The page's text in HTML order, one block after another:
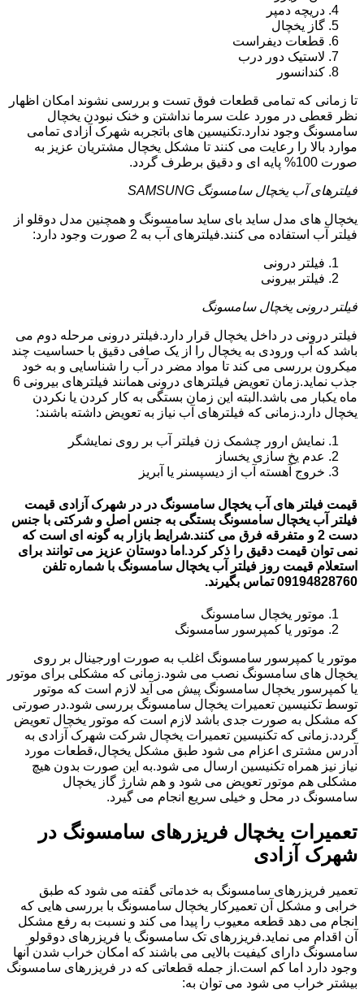
دریچه دمپر
گاز یخچال
قطعات دیفراست
لاستیک دور درب
کندانسور
تا زمانی که تمامی قطعات فوق تست و بررسی نشوند امکان اظهار
نظر قعطی در مورد علت سرما نداشتن و خنک نبودن یخچال
سامسونگ وجود ندارد.تکنیسین های باتجربه شهرک آزادی تمامی
موارد بالا را رعایت می کنند تا مشکل یخچال مشتریان عزیز به
صورت 100% پایه ای و دقیق برطرف گردد.
فیلترهای آب یخچال سامسونگ SAMSUNG
یخچال های مدل ساید بای ساید سامسونگ و همچنین مدل دوقلو از
فیلتر آب استفاده می کنند.فیلترهای آب به 2 صورت وجود دارد:
فیلتر درونی
فیلتر بیرونی
فیلتر درونی یخچال سامسونگ
فیلتر درونی در داخل یخچال قرار دارد.فیلتر درونی مرحله دوم می
باشد که آب ورودی به یخچال را از یک صافی دقیق با حساسیت چند
میکرون بررسی می کند تا مواد مضر در آب را شناسایی و به خود
جذب نماید.زمان تعویض فیلترهای درونی همانند فیلترهای بیرونی 6
ماه یکبار می باشد.البته این زمان بستگی به کار کردن یا نکردن
یخچال دارد.زمانی که فیلترهای آب نیاز به تعویض داشته باشند:
نمایش ارور چشمک زن فیلتر آب بر روی نمایشگر
عدم یخ سازی یخساز
خروج آهسته آب از دیسپسنر یا آبریز
قیمت فیلتر های آب یخچال سامسونگ در در شهرک آزادی قیمت
فیلتر آب یخچال سامسونگ بستگی به جنس اصل و شرکتی با جنس
دست 2 و متفرقه فرق می کنند.شرایط بازار به گونه ای است که
نمی توان قیمت دقیق را ذکر کرد.اما دوستان عزیز می توانند برای
استعلام قیمت روز فیلتر آب یخچال سامسونگ با شماره تلفن
09194828760 تماس بگیرند.
موتور یخچال سامسونگ
موتور یا کمپرسور سامسونگ
موتور یا کمپرسور سامسونگ اغلب به صورت اورجینال بر روی
یخچال های سامسونگ نصب می شود.زمانی که مشکلی برای موتور
یا کمپرسور یخچال سامسونگ پیش می آید لازم است که موتور
توسط تکنیسین تعمیرات یخچال سامسونگ بررسی شود.در صورتی
که مشکل به صورت جدی باشد لازم است که موتور یخچال تعویض
گردد.زمانی که تکنیسین تعمیرات یخچال شرکت شهرک آزادی به
آدرس مشتری اعزام می شود طبق مشکل یخچال،قطعات مورد
نیاز نیز همراه تکنیسین ارسال می شود.به این صورت بدون هیچ
مشکلی هم موتور تعویض می شود و هم شارژ گاز یخچال
سامسونگ در محل و خیلی سریع انجام می گیرد.
تعمیرات یخچال فریزرهای سامسونگ در
شهرک آزادی
تعمیر فریزرهای سامسونگ به خدماتی گفته می شود که طبق
خرابی و مشکل آن تعمیرکار یخچال سامسونگ با بررسی هایی که
انجام می دهد قطعه معیوب را پیدا می کند و نسبت به رفع مشکل
آن اقدام می نماید.فریزرهای تک سامسونگ یا فریزرهای دوقولو
سامسونگ دارای کیفیت بالایی می باشند که امکان خراب شدن آنها
وجود دارد اما کم است.از جمله قطعاتی که در فریزرهای سامسونگ
بیشتر خراب می شود می توان به: